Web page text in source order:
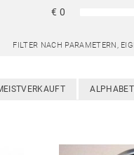
€0
FILTER NACH PARAMETERN,